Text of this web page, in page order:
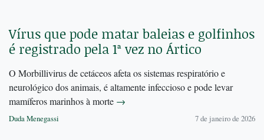
Vírus que pode matar baleias e golfinhos
é registrado pela 1ª vez no Ártico
O Morbillivirus de cetáceos afeta os sistemas respiratório e
neurológico dos animais, é altamente infeccioso e pode levar
mamíferos marinhos à morte →
Duda Menegassi 7 de janeiro de 2026